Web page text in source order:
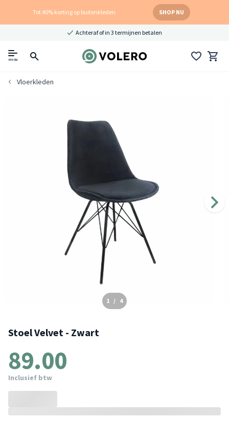
Tot 40% korting op buitenkleden SHOP NU
Achteraf of in 3 termijnen betalen
menu
Vloerkleden
1 / 4
Stoel Velvet - Zwart
89.00
Inclusief btw